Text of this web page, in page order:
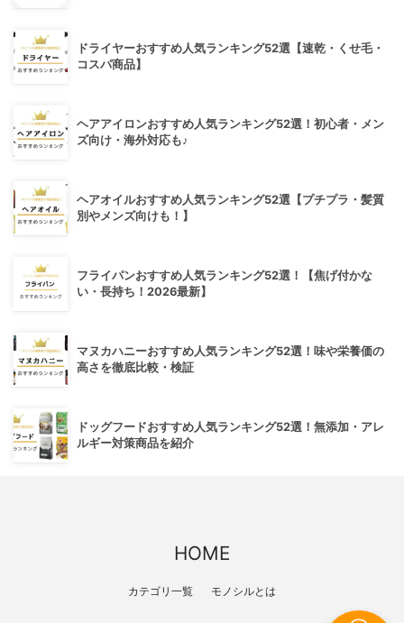
ドライヤーおすすめ人気ランキング52選【速乾・くせ毛・
コスパ商品】
ヘアアイロンおすすめ人気ランキング52選！初心者・メン
ズ向け・海外対応も♪
ヘアオイルおすすめ人気ランキング52選【プチプラ・髪質
別やメンズ向けも！】
フライパンおすすめ人気ランキング52選！【焦げ付かな
い・長持ち！2026最新】
マヌカハニーおすすめ人気ランキング52選！味や栄養価の
高さを徹底比較・検証
ドッグフードおすすめ人気ランキング52選！無添加・アレ
ルギー対策商品を紹介
HOME
カテゴリ一覧 モノシルとは